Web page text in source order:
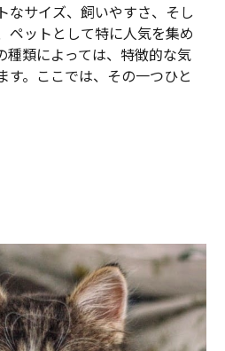
なサイズ、飼いやすさ、そし
ペットとして特に人気を集め
種類によっては、特徴的な気
す。ここでは、その一つひと